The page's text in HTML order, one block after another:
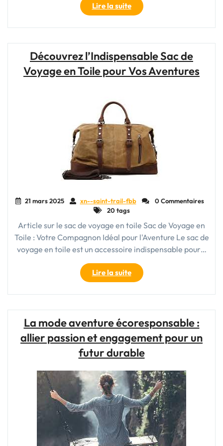
Lire la suite"Le
Sac
de
Toile
:
l’Aventure"
Découvrez l’Indispensable Sac de
Voyage en Toile pour Vos Aventures
21 mars 2025 xn--saint-trail-fbb
0 Commentaires
20 tags
Article sur le sac de voyage en toile Sac de Voyage en
Toile : Votre Compagnon Idéal pour l'Aventure Le sac de
voyage en toile est un accessoire indispensable pour…
Lire la suite"Découvrez
l’Indispensable
Sac
en
Toile
pour
Vos
Aventures"
La mode aventure écoresponsable :
allier passion et engagement pour un
futur durable